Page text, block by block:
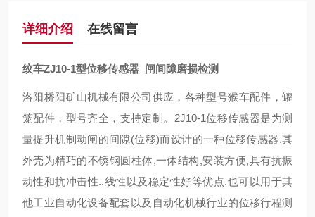
详细介绍 在线留言
绞车ZJ10-1型位移传感器 闸间隙磨损检测
洛阳桥阳矿山机械有限公司供应，各种型号猴车配件，罐
笼配件，型号齐全，支持定制。2J10-1位移传感器是为测
量提升机制动闸的间隙(位移)而设计的一种位移传感器.其
外壳为精巧的不锈钢圆柱体,一体结构,安装方便,具有抗振
动性和抗冲击性..线性以及稳定性好等优点.也可以用于其
他工业自动化设备配套以及自动化机械行业的位移行程测